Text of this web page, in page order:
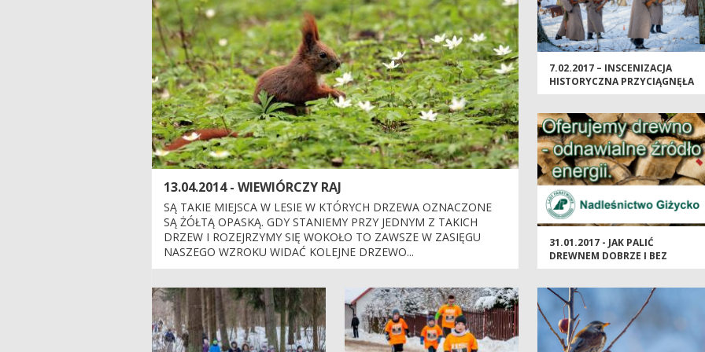
13.04.2014 - WIEWIÓRCZY RAJ
SĄ TAKIE MIEJSCA W LESIE W KTÓRYCH DRZEWA OZNACZONE
SĄ ŻÓŁTĄ OPASKĄ. GDY STANIEMY PRZY JEDNYM Z TAKICH
DRZEW I ROZEJRZYMY SIĘ WOKOŁO TO ZAWSZE W ZASIĘGU
NASZEGO WZROKU WIDAĆ KOLEJNE DRZEWO...
7.02.2017 – INSCENIZACJA
HISTORYCZNA PRZYCIĄGNĘŁA
DO LASU SETKI WIDZÓW
31.01.2017 - JAK PALIĆ
DREWNEM DOBRZE I BEZ
SMOGU?